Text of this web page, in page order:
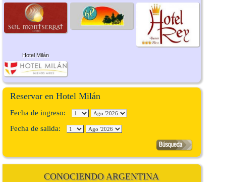
Hotel Milán
Reservar en Hotel Milán
Fecha de ingreso:
Fecha de salida:
CONOCIENDO ARGENTINA